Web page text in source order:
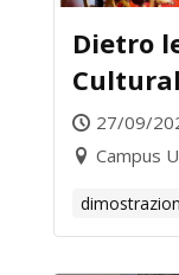
Dietro
ricerca,
27/09/
Campus